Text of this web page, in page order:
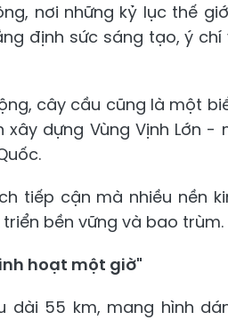
nơi những kỷ lục thế
định sức sáng tạo, ý
cây cầu cũng là một
xây dựng Vùng Vịnh Lớn
tiếp cận mà nhiều nền
bền vững và bao trùm.
hoạt một giờ"
55 km, mang hình